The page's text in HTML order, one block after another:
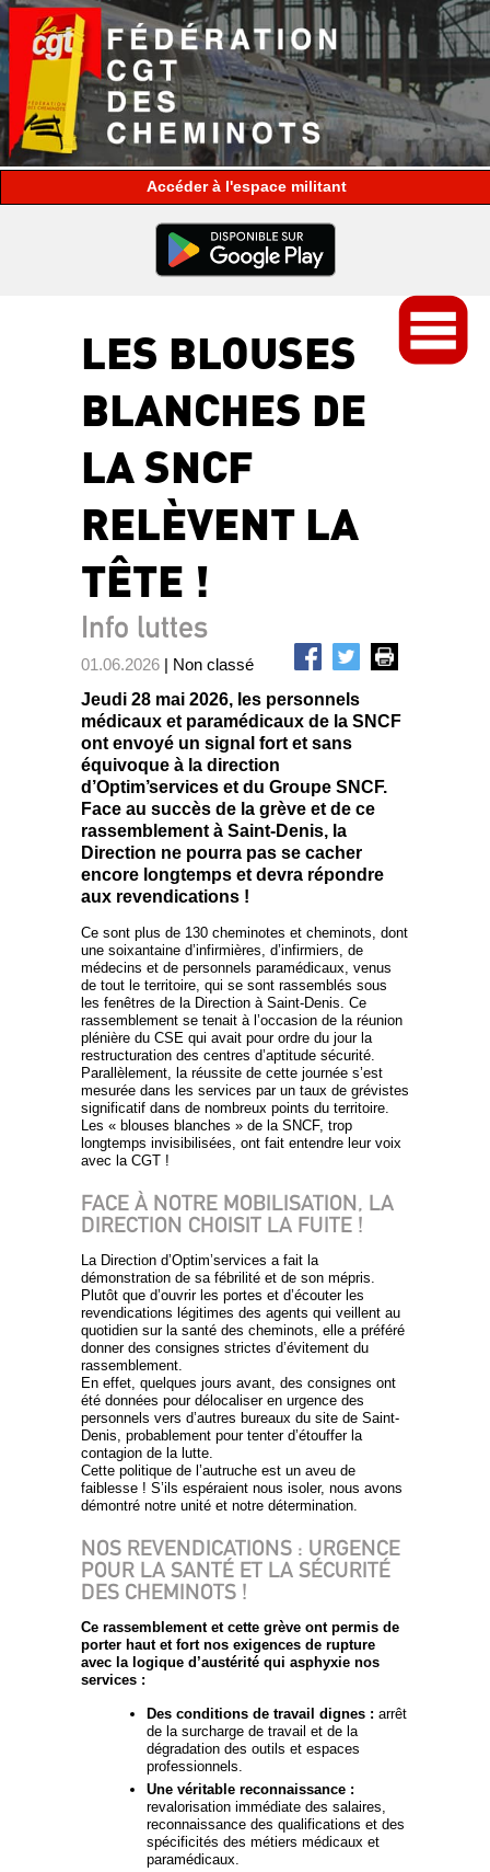
espace militant
LES BLOUSES
BLANCHES DE
LA SNCF
RELÈVENT LA
TÊTE !
Info luttes
01.06.2026 | Non classé
Jeudi 28 mai 2026, les personnels
médicaux et paramédicaux de la SNCF
ont envoyé un signal fort et sans
équivoque à la direction
d’Optim’services et du Groupe SNCF.
Face au succès de la grève et de ce
rassemblement à Saint-Denis, la
Direction ne pourra pas se cacher
encore longtemps et devra répondre
aux revendications !
Ce sont plus de 130 cheminotes et cheminots, dont
une soixantaine d’infirmières, d’infirmiers, de
médecins et de personnels paramédicaux, venus
de tout le territoire, qui se sont rassemblés sous
les fenêtres de la Direction à Saint-Denis. Ce
rassemblement se tenait à l’occasion de la réunion
plénière du CSE qui avait pour ordre du jour la
restructuration des centres d’aptitude sécurité.
Parallèlement, la réussite de cette journée s’est
mesurée dans les services par un taux de grévistes
significatif dans de nombreux points du territoire.
Les « blouses blanches » de la SNCF, trop
longtemps invisibilisées, ont fait entendre leur voix
avec la CGT !
FACE À NOTRE MOBILISATION, LA
DIRECTION CHOISIT LA FUITE !
La Direction d’Optim’services a fait la
démonstration de sa fébrilité et de son mépris.
Plutôt que d’ouvrir les portes et d’écouter les
revendications légitimes des agents qui veillent au
quotidien sur la santé des cheminots, elle a préféré
donner des consignes strictes d’évitement du
rassemblement.
En effet, quelques jours avant, des consignes ont
été données pour délocaliser en urgence des
personnels vers d’autres bureaux du site de Saint-
Denis, probablement pour tenter d’étouffer la
contagion de la lutte.
Cette politique de l’autruche est un aveu de
faiblesse ! S’ils espéraient nous isoler, nous avons
démontré notre unité et notre détermination.
NOS REVENDICATIONS : URGENCE
POUR LA SANTÉ ET LA SÉCURITÉ
DES CHEMINOTS !
Ce rassemblement et cette grève ont permis de
porter haut et fort nos exigences de rupture
avec la logique d’austérité qui asphyxie nos
services :
Des conditions de travail dignes : arrêt
de la surcharge de travail et de la
dégradation des outils et espaces
professionnels.
Une véritable reconnaissance :
revalorisation immédiate des salaires,
reconnaissance des qualifications et des
spécificités des métiers médicaux et
paramédicaux.